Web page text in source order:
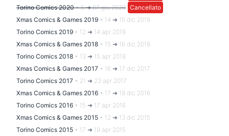
Torino Comics 2020•5 ➜ 07 giu 2020 Cancellato
Xmas Comics & Games 2019 • 14 ➜ 15 dic 2019
Torino Comics 2019 • 12 ➜ 14 apr 2019
Xmas Comics & Games 2018 • 15 ➜ 16 dic 2018
Torino Comics 2018 • 13 ➜ 15 apr 2018
Xmas Comics & Games 2017 • 16 ➜ 17 dic 2017
Torino Comics 2017 • 21 ➜ 23 apr 2017
Xmas Comics & Games 2016 • 17 ➜ 18 dic 2016
Torino Comics 2016 • 15 ➜ 17 apr 2016
Xmas Comics & Games 2015 • 12 ➜ 13 dic 2015
Torino Comics 2015 • 17 ➜ 19 apr 2015